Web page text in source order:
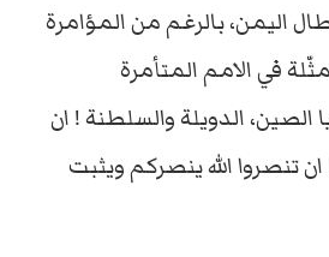
اليمن، بالرغم من المؤامرة
في الامم المتأمرة
الصين، الدويلة والسلطنة ! ان
تنصروا الله ينصركم ويثبت